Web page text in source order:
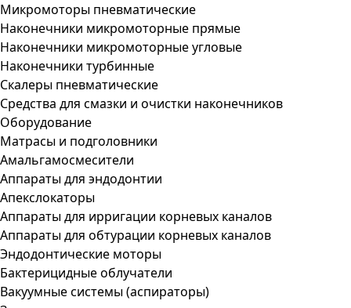
Микромоторы пневматические
Наконечники микромоторные прямые
Наконечники микромоторные угловые
Наконечники турбинные
Скалеры пневматические
Средства для смазки и очистки наконечников
Оборудование
Матрасы и подголовники
Амальгамосмесители
Аппараты для эндодонтии
Апекслокаторы
Аппараты для ирригации корневых каналов
Аппараты для обтурации корневых каналов
Эндодонтические моторы
Бактерицидные облучатели
Вакуумные системы (аспираторы)